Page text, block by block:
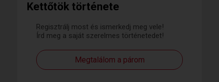
Kettőtök története
Regisztrálj most és ismerkedj meg vele!
Írd meg a saját szerelmes történetedet!
Megtalálom a párom